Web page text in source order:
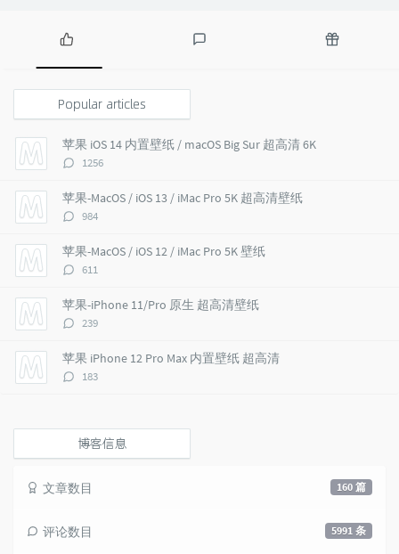
P
p
u
l
a
r
a
r
t
i
c
l
e
s
t
m
n
s
Popular articles
苹果 iOS 14 内置壁纸 / macOS Big Sur 超高清 6K
评
数：
1256
苹果-MacOS / iOS 13 / iMac Pro 5K 超高清壁纸
评
数：
984
苹果-MacOS / iOS 12 / iMac Pro 5K 壁纸
评
数：
611
苹果-iPhone 11/Pro 原生 超高清壁纸
评
数：
239
苹果 iPhone 12 Pro Max 内置壁纸 超高清
评
183
博客信息
160 篇
文章数目
5991 条
评论数目